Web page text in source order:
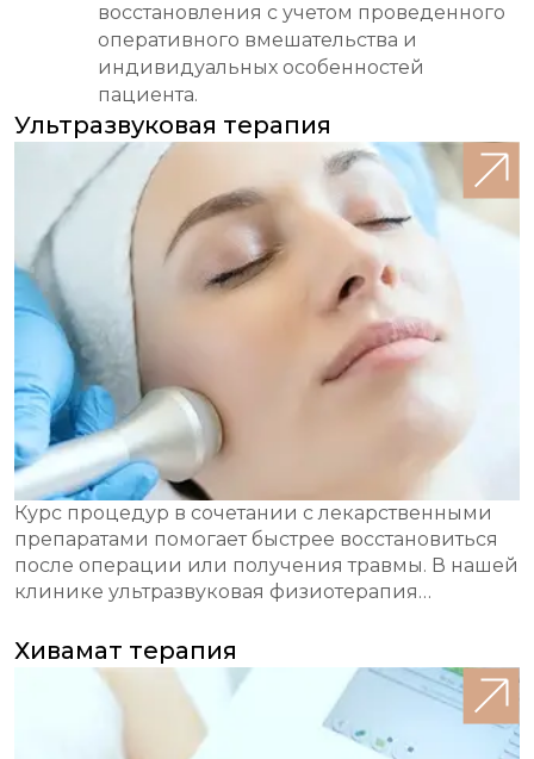
восстановления с учетом проведенного
оперативного вмешательства и
индивидуальных особенностей
пациента.
Ультразвуковая терапия
Курс процедур в сочетании с лекарственными
препаратами помогает быстрее восстановиться
после операции или получения травмы. В нашей
клинике ультразвуковая физиотерапия
мероприятий для скорейшего восстановления
пациентов.
Хивамат терапия